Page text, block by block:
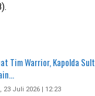
Tim Warrior, Kapolda
23 Juli 2026 | 12:23